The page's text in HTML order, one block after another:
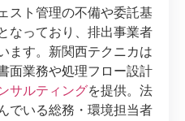
スト管理の不備や委託基
なっており、排出事業者
ます。新関西テクニカは
面業務や処理フロー設計
サルティングを提供。法
でいる総務・環境担当者